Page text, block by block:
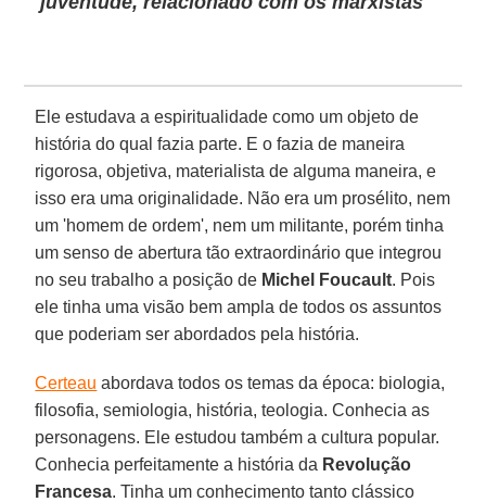
Ele estudava a espiritualidade como um objeto de
história do qual fazia parte. E o fazia de maneira
rigorosa, objetiva, materialista de alguma maneira, e
isso era uma originalidade. Não era um prosélito, nem
um 'homem de ordem', nem um militante, porém tinha
um senso de abertura tão extraordinário que integrou
no seu trabalho a posição de Michel Foucault. Pois
ele tinha uma visão bem ampla de todos os assuntos
que poderiam ser abordados pela história.
Certeau abordava todos os temas da época: biologia,
filosofia, semiologia, história, teologia. Conhecia as
personagens. Ele estudou também a cultura popular.
Conhecia perfeitamente a história da Revolução
Francesa. Tinha um conhecimento tanto clássico